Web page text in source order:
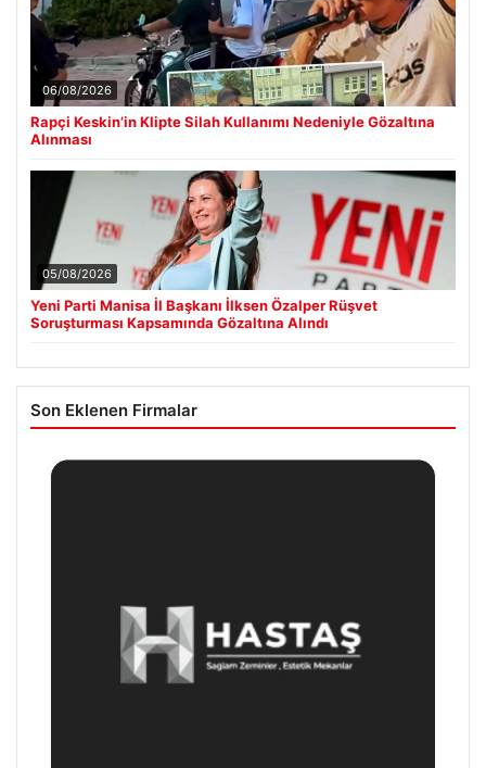
06/08/2026
Rapçi Keskin’in Klipte Silah Kullanımı Nedeniyle Gözaltına
Alınması
05/08/2026
Yeni Parti Manisa İl Başkanı İlksen Özalper Rüşvet
Soruşturması Kapsamında Gözaltına Alındı
Son Eklenen Firmalar